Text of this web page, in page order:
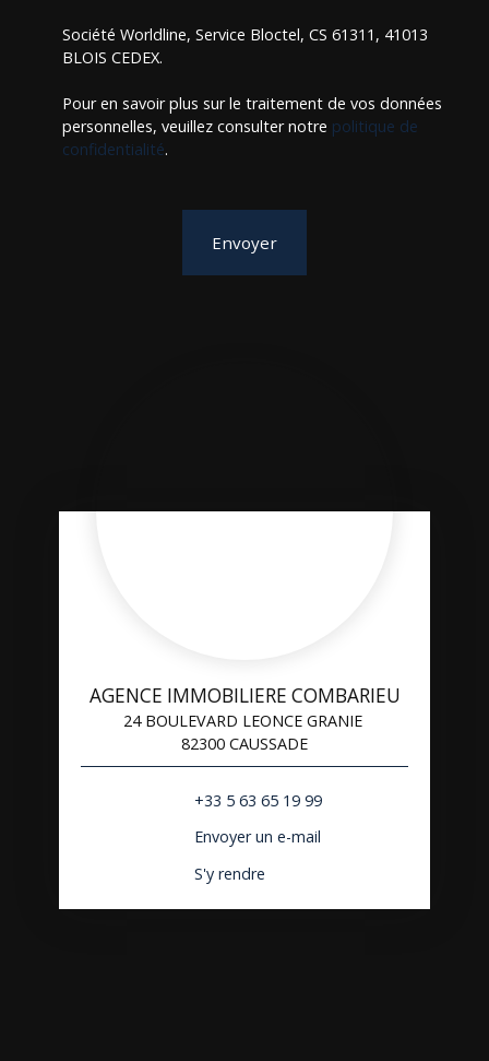
Société Worldline, Service Bloctel, CS 61311, 41013
BLOIS CEDEX.
Pour en savoir plus sur le traitement de vos données
personnelles, veuillez consulter notre politique de
confidentialité.
Envoyer
AGENCE IMMOBILIERE COMBARIEU
24 BOULEVARD LEONCE GRANIE
82300 CAUSSADE
+33 5 63 65 19 99
Envoyer un e-mail
S'y rendre